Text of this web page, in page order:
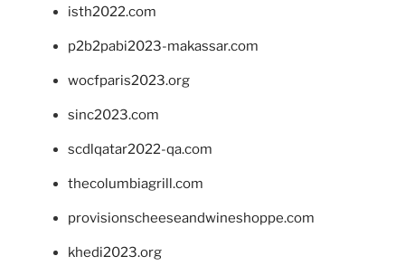
isth2022.com
p2b2pabi2023-makassar.com
wocfparis2023.org
sinc2023.com
scdlqatar2022-qa.com
thecolumbiagrill.com
provisionscheeseandwineshoppe.com
khedi2023.org